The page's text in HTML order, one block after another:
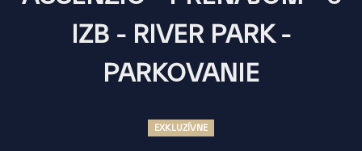
IZB - RIVER PARK -
PARKOVANIE
EXKLUZÍVNE